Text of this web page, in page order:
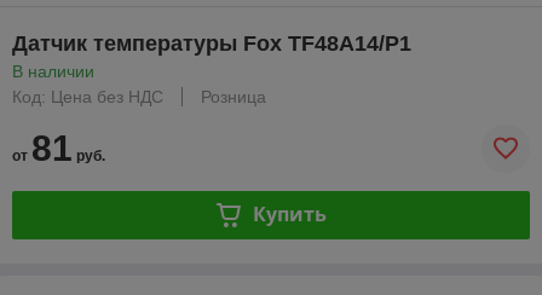
Датчик температуры Fox TF48A14/P1
В наличии
Код: Цена без НДС
Розница
от 81 руб.
Купить